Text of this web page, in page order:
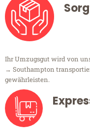
Ihr Umzugsgut wird von
→ Southampton
gewährleisten.